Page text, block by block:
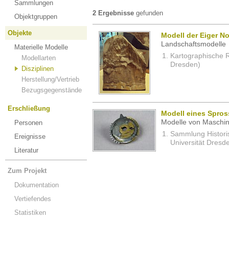
Sammlungen
Objektgruppen
Objekte
Materielle Modelle
Modellarten
Disziplinen
Herstellung/Vertrieb
Bezugsgegenstände
Erschließung
Personen
Ereignisse
Literatur
Zum Projekt
Dokumentation
Vertiefendes
Statistiken
2 Ergebnisse gefunden
Modell der Eiger
Landschaftsmodelle
Kartographische
Dresden)
Modell eines
Modelle von
Sammlung
Universität